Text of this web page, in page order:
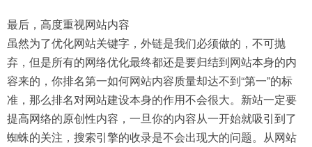
最后，高度重视网站内容
虽然为了优化网站关键字，外链是我们必须做的，不可抛
弃，但是所有的网络优化最终都还是要归结到网站本身的内
容来的，你排名第一如何网站内容质量却达不到“第一”的标
准，那么排名对网站建设本身的作用不会很大。新站一定要
提高网络的原创性内容，一旦你的内容从一开始就吸引到了
蜘蛛的关注，搜索引擎的收录是不会出现大的问题。从网站